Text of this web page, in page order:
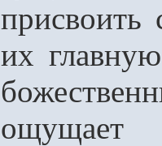
присвоить
их
ощущает